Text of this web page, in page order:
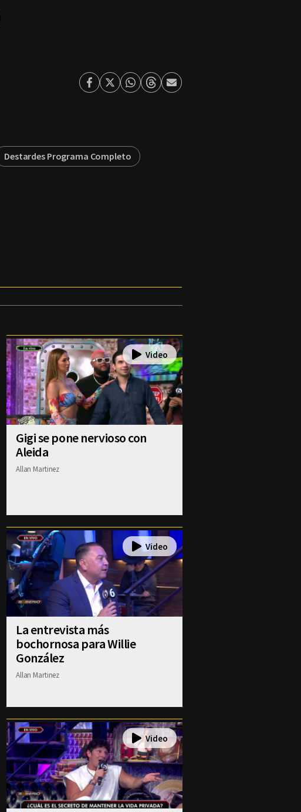
Facebook
TwitterWhatsapp
ThreadsEnviar
Destardes Programa Completo
Gigi se pone nervioso con
Aleida
Allan Martinez
La entrevista más
bochornosa para Willie
González
Allan Martinez